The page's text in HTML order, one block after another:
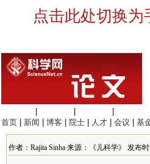
点击此处切换为
首页
新闻 博客 院士 人才 会议 基
作者：Rajita Sinha 来源：《儿科学》 发布时